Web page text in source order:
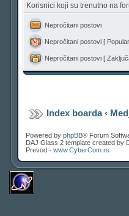
Korisnici koji su trenutno na
Nepročitani postovi
Nepročitani postovi [
Nepročitani postovi [
Index boarda‹
Powered by phpBB® Forum
DAJ Glass 2 template created by
Prevod - www.CyberCom.rs